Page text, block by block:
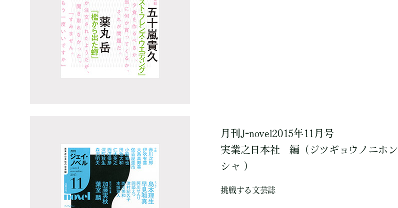
月刊J-novel2015年11月号
実業之日本社
編 （ジツギョウノニホン
シャ ）
挑戦する文芸誌